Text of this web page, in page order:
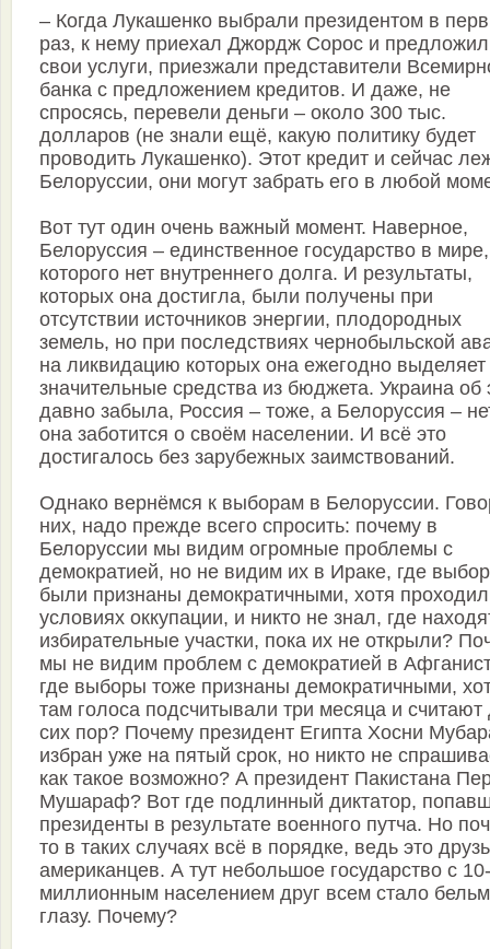
– Когда Лукашенко выбрали президентом в
раз, к нему приехал Джордж Сорос и предложил
свои услуги, приезжали представители
банка с предложением кредитов. И даже, не
спросясь, перевели деньги – около 300 тыс.
долларов (не знали ещё, какую политику будет
проводить Лукашенко). Этот кредит и сейчас
Белоруссии, они могут забрать его в любой
Вот тут один очень важный момент. Наверное,
Белоруссия – единственное государство в
которого нет внутреннего долга. И результаты,
которых она достигла, были получены при
отсутствии источников энергии, плодородных
земель, но при последствиях чернобыльской
на ликвидацию которых она ежегодно выделяет
значительные средства из бюджета. Украина об
давно забыла, Россия – тоже, а Белоруссия –
она заботится о своём населении. И всё это
достигалось без зарубежных заимствований.
Однако вернёмся к выборам в Белоруссии.
них, надо прежде всего спросить: почему в
Белоруссии мы видим огромные проблемы с
демократией, но не видим их в Ираке, где
были признаны демократичными, хотя
условиях оккупации, и никто не знал, где
избирательные участки, пока их не открыли?
мы не видим проблем с демократией в
где выборы тоже признаны демократичными,
там голоса подсчитывали три месяца и считают
сих пор? Почему президент Египта Хосни
избран уже на пятый срок, но никто не
как такое возможно? А президент Пакистана
Мушараф? Вот где подлинный диктатор,
президенты в результате военного путча. Но
то в таких случаях всё в порядке, ведь это
американцев. А тут небольшое государство с 10-
миллионным населением друг всем стало
глазу. Почему?